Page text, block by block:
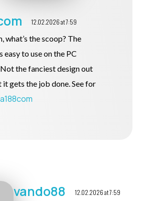
12.02.2026 at 7:59
what’s the scoop? The
easy to use on the PC
the fanciest design out
it gets the job done. See for
a188com
vando88 12.02.2026 at 7:59